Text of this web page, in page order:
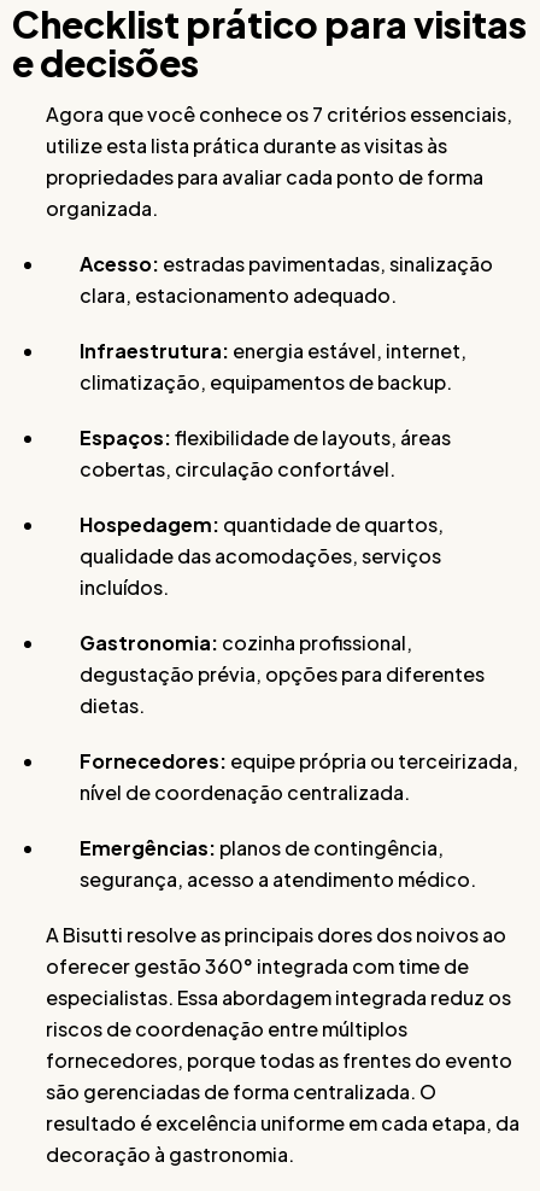
Checklist prático para visitas
e decisões
Agora que você conhece os 7 critérios essenciais,
utilize esta lista prática durante as visitas às
propriedades para avaliar cada ponto de forma
organizada.
Acesso: estradas pavimentadas, sinalização
clara, estacionamento adequado.
Infraestrutura: energia estável, internet,
climatização, equipamentos de backup.
Espaços:flexibilidade de layouts, áreas
cobertas, circulação confortável.
Hospedagem: quantidade de quartos,
qualidade das acomodações, serviços
incluídos.
Gastronomia: cozinha profissional,
degustação prévia, opções para diferentes
dietas.
Fornecedores: equipe própria ou terceirizada,
nível de coordenação centralizada.
Emergências: planos de contingência,
segurança, acesso a atendimento médico.
A Bisutti resolve as principais dores dos noivos ao
oferecer gestão 360° integrada com time de
especialistas. Essa abordagem integrada reduz os
riscos de coordenação entre múltiplos
fornecedores, porque todas as frentes do evento
são gerenciadas de forma centralizada. O
resultado é excelência uniforme em cada etapa, da
decoração à gastronomia.